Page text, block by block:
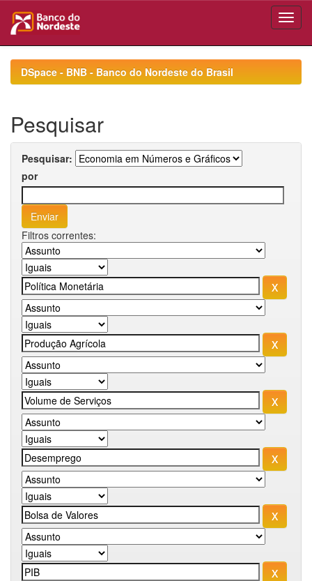
navigationDSpace - BNB - Banco do Nordeste do Brasil
Pesquisar
Pesquisar:
por
Filtros correntes: